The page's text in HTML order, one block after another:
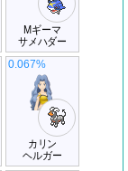
Mギーマ
サメハダー
カリン
ヘルガー
0.067%